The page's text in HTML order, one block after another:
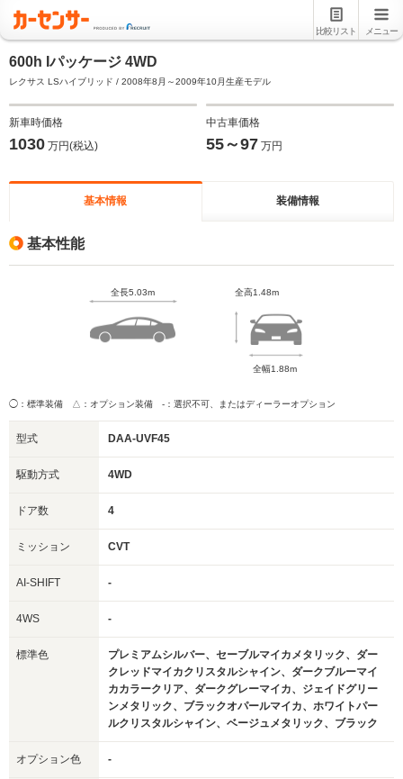
比較リスト メニュー
600h Iパッケージ 4WD
レクサス LSハイブリッド / 2008年8月～2009年10月生産モデル
新車時価格
1030 万円(税込)
中古車価格
55～97 万円
基本情報 装備情報
基本性能
全長5.03m 全高1.48m
全幅1.88m
◯：標準装備 △：オプション装備 -：選択不可、またはディーラーオプション
型式 DAA-UVF45
駆動方式 4WD
ドア数 4
ミッション CVT
AI-SHIFT -
4WS -
標準色
プレミアムシルバー、セーブルマイカメタリック、ダー
クレッドマイカクリスタルシャイン、ダークブルーマイ
カカラークリア、ダークグレーマイカ、ジェイドグリー
ンメタリック、ブラックオパールマイカ、ホワイトパー
ルクリスタルシャイン、ベージュメタリック、ブラック
オプション色 -